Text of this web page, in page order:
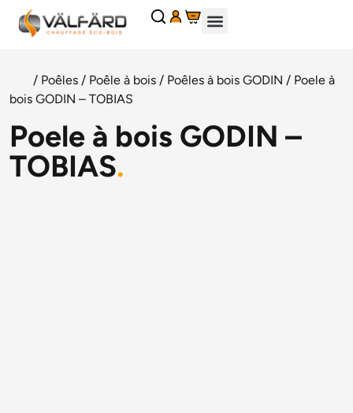
Panneau de gestion des cookies
/ Poêles / Poêle à bois / Poêles à bois GODIN / Poele à
bois GODIN – TOBIAS
Poele à bois GODIN –
TOBIAS.